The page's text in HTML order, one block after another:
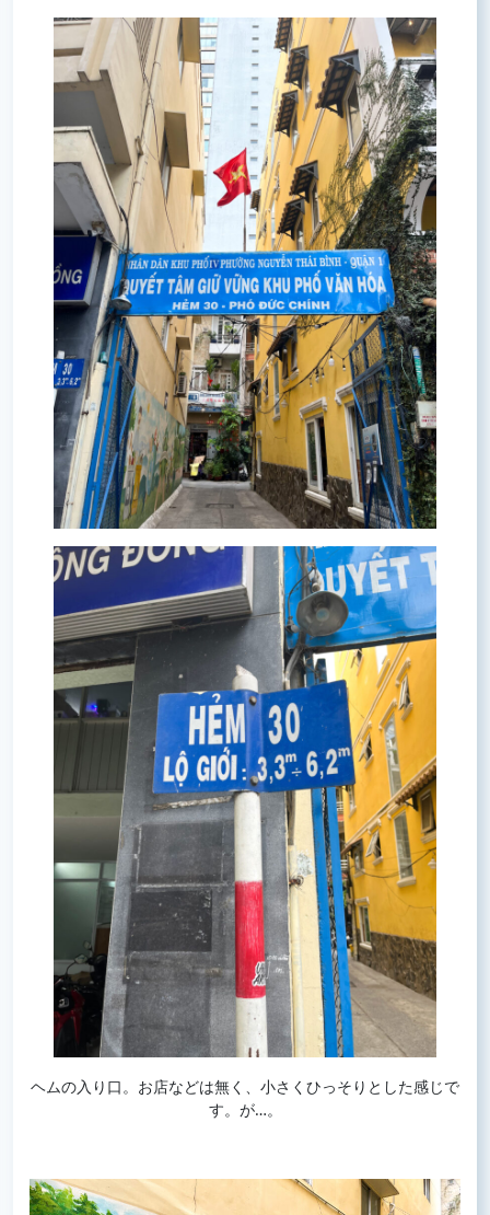
ヘムの入り口。お店などは無く、小さくひっそりとした感じで
す。が…。